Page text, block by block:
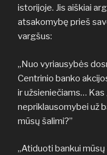
istorijoje. Jis aiškiai
atsakomybę prieš
vargšus:
„Nuo vyriausybės
Centrinio banko
ir užsieniečiams…
nepriklausomybei už
mūsų šalimi?”
„Atiduoti bankui